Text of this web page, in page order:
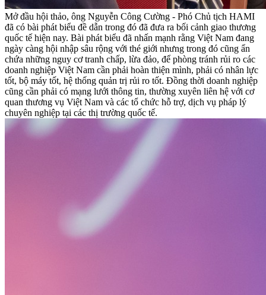
Mở đầu hội thảo, ông Nguyễn Công Cường - Phó Chủ tịch HAMI
đã có bài phát biểu đề dẫn trong đó đã đưa ra bối cảnh giao thương
quốc tế hiện nay. Bài phát biểu đã nhấn mạnh rằng Việt Nam đang
ngày càng hội nhập sâu rộng với thé giới nhưng trong đó cũng ẩn
chứa những nguy cơ tranh chấp, lừa đảo, để phòng tránh rủi ro các
doanh nghiệp Việt Nam cần phải hoàn thiện mình, phải có nhân lực
tốt, bộ máy tốt, hệ thống quản trị rủi ro tốt. Đồng thời doanh nghiệp
cũng cần phải có mạng lưới thông tin, thường xuyên liên hệ với cơ
quan thương vụ Việt Nam và các tổ chức hỗ trợ, dịch vụ pháp lý
chuyên nghiệp tại các thị trường quốc tế.